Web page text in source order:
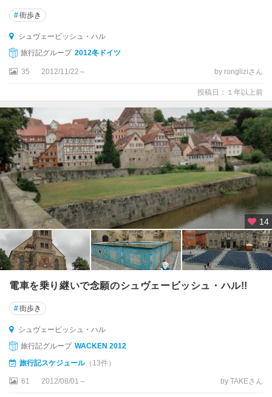
リ
ュ
ッ
ケ
ン
ル
ラ
ン
ト
州
シ
ュ
タ
イ
ウ
ュ
ト
ラ
ー
ル
ズ
ン
ト
#街歩き
シュヴェービッシュ・ハル
旅行記グループ 2012冬ドイツ
35 2012/11/22～ by rongliziさん
投稿日：１年以上前
14
電車を乗り継いで念願のシュヴェービッシュ・ハル!!
#街歩き
シュヴェービッシュ・ハル
旅行記グループ WACKEN 2012
旅行記スケジュール（13件）
61 2012/08/01～ by TAKEさん